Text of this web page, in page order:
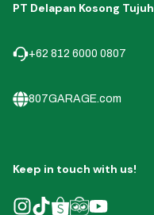
PT Delapan Kosong Tujuh
+62 812 6000 0807
807GARAGE.com
Keep in touch with us!